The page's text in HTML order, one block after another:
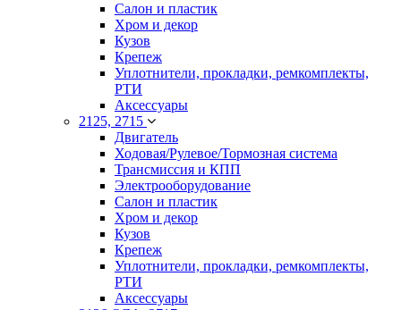
Салон и пластик
Хром и декор
Кузов
Крепеж
Уплотнители, прокладки, ремкомплекты,
РТИ
Аксессуары
2125, 2715
Двигатель
Ходовая/Рулевое/Тормозная система
Трансмиссия и КПП
Электрооборудование
Салон и пластик
Хром и декор
Кузов
Крепеж
Уплотнители, прокладки, ремкомплекты,
РТИ
Аксессуары